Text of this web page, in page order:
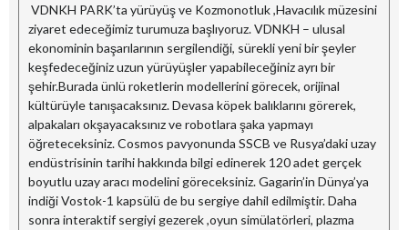
VDNKH PARK’ta yürüyüş ve Kozmonotluk ,Havacılık müzesini
ziyaret edeceğimiz turumuza başlıyoruz. VDNKH – ulusal
ekonominin başarılarının sergilendiği, sürekli yeni bir şeyler
keşfedeceğiniz uzun yürüyüşler yapabileceğiniz ayrı bir
şehir.Burada ünlü roketlerin modellerini görecek, orijinal
kültürüyle tanışacaksınız. Devasa köpek balıklarını görerek,
alpakaları okşayacaksınız ve robotlara şaka yapmayı
öğreteceksiniz. Cosmos pavyonunda SSCB ve Rusya’daki uzay
endüstrisinin tarihi hakkında bilgi edinerek 120 adet gerçek
boyutlu uzay aracı modelini göreceksiniz. Gagarin’in Dünya’ya
indiği Vostok-1 kapsülü de bu sergiye dahil edilmiştir. Daha
sonra interaktif sergiyi gezerek ,oyun simülatörleri, plazma